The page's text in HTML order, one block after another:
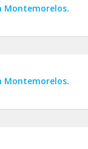
Montemorelos.
Montemorelos.